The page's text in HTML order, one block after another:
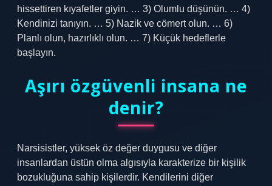
hissettiren kıyafetler giyin. … 3) Olumlu düşünün. … 4)
Kendinizi tanıyın. … 5) Nazik ve cömert olun. … 6)
Planlı olun, hazırlıklı olun. … 7) Küçük hedeflerle
başlayın.
Aşırı özgüvenli insana ne
denir?
Narsisistler, yüksek öz değer duygusu ve diğer
insanlardan üstün olma algısıyla karakterize bir kişilik
bozukluğuna sahip kişilerdir. Kendilerini diğer